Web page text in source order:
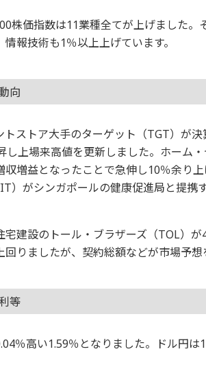
株価指数は11業種全てが上げました
報技術も1％以上上げています。
向
トストア大手のターゲット（TGT）が
し上場来高値を更新しました。ホーム
収増益となったことで急伸し10％余り
）がシンガポールの健康促進局と提
宅建設のトール・ブラザーズ（TOL）
回りましたが、契約総額などが市場予想
等
％高い1.59％となりました。ドル円は